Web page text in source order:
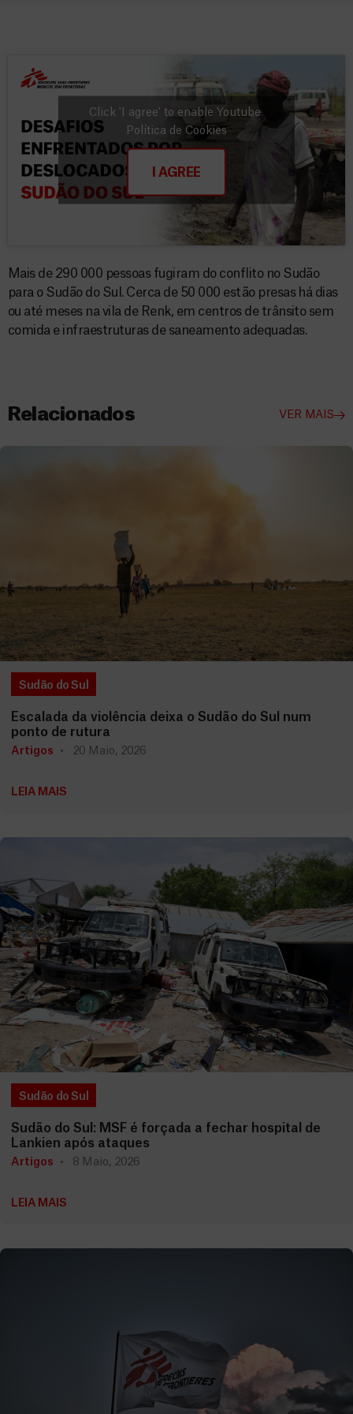
Click 'I agree' to enable Youtube
Política de Cookies
I AGREE
Mais de 290 000 pessoas fugiram do conflito no Sudão
para o Sudão do Sul. Cerca de 50 000 estão presas há dias
ou até meses na vila de Renk, em centros de trânsito sem
comida e infraestruturas de saneamento adequadas.
Relacionados VER MAIS
Sudão do Sul
Escalada da violência deixa o Sudão do Sul num
ponto de rutura
Artigos 20 Maio, 2026
LEIA MAIS
Sudão do Sul
Sudão do Sul: MSF é forçada a fechar hospital de
Lankien após ataques
Artigos 8 Maio, 2026
LEIA MAIS